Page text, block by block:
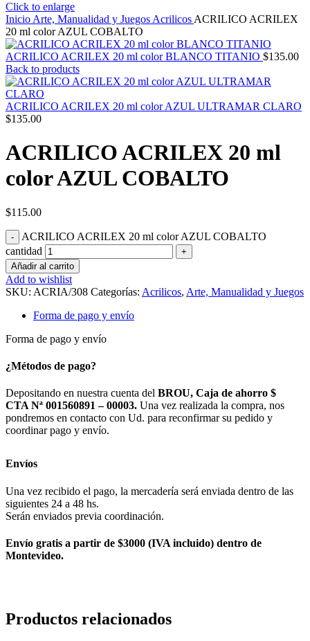
Click to enlarge
Inicio Arte, Manualidad y Juegos Acrilicos ACRILICO ACRILEX
20 ml color AZUL COBALTO
ACRILICO ACRILEX 20 ml color BLANCO TITANIO $135.00
Back to products
ACRILICO ACRILEX 20 ml color AZUL ULTRAMAR CLARO
$135.00
ACRILICO ACRILEX 20 ml
color AZUL COBALTO
$115.00
ACRILICO ACRILEX 20 ml color AZUL COBALTO
cantidad
Añadir al carrito
Add to wishlist
SKU: ACRIA/308 Categorías: Acrilicos, Arte, Manualidad y Juegos
Forma de pago y envío
Forma de pago y envío
¿Métodos de pago?
Depositando en nuestra cuenta del BROU, Caja de ahorro $
CTA Nª 001560891 – 00003. Una vez realizada la compra, nos
pondremos en contacto con Ud. para reconfirmar su pedido y
coordinar pago y envío.
Envíos
Una vez recibido el pago, la mercadería será enviada dentro de las
siguientes 24 a 48 hs.
Serán enviados previa coordinación.
Envío gratis a partir de $3000 (IVA incluido) dentro de
Montevideo.
Productos relacionados